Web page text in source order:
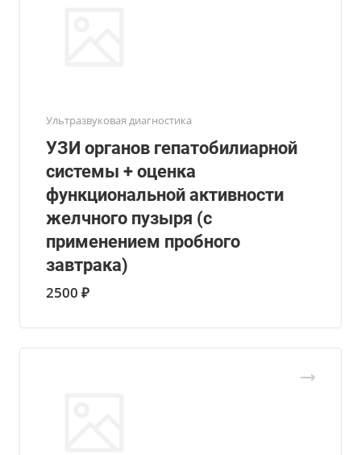
Ультразвуковая диагностика
УЗИ органов гепатобилиарной
системы + оценка
функциональной активности
желчного пузыря (с
применением пробного
завтрака)
2500 ₽